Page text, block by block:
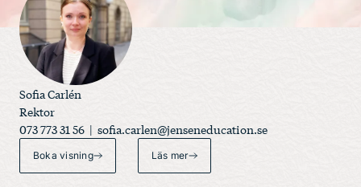
Sofia Carlén
Rektor
073 773 31 56 | sofia.carlen@jenseneducation.se
Boka visning Läs mer